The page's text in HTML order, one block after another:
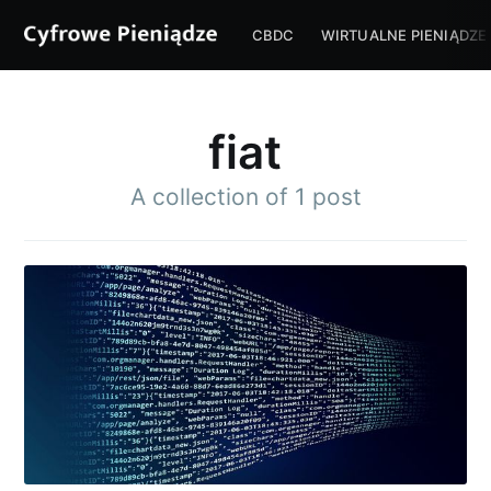
CBDC WIRTUALNE PIENIĄDZE
fiat
A collection of 1 post